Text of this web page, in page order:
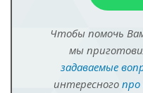
Чтобы помочь
мы
задаваемые
интересного